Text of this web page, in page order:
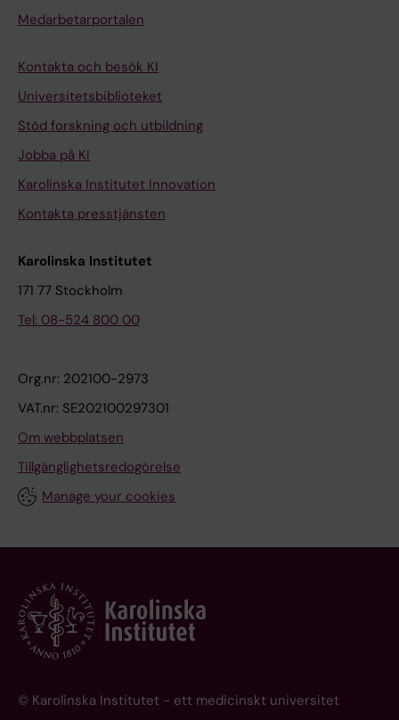
Medarbetarportalen
Kontakta och besök KI
Universitetsbiblioteket
Stöd forskning och utbildning
Jobba på KI
Karolinska Institutet Innovation
Kontakta presstjänsten
Karolinska Institutet
171 77 Stockholm
Tel: 08-524 800 00
Org.nr: 202100-2973
VAT.nr: SE202100297301
Om webbplatsen
Tillgänglighetsredogörelse
Manage your cookies
© Karolinska Institutet - ett medicinskt universitet